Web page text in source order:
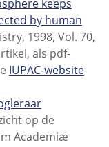
keeps
by human
1998, Vol. 70,
als pdf-
IUPAC-website
op de
Academiæ